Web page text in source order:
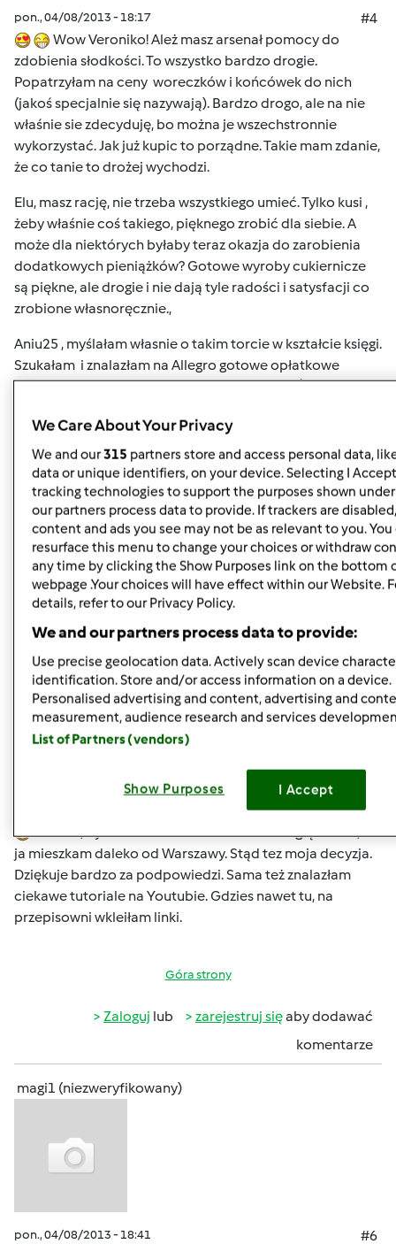
pon., 04/08/2013 - 18:17
#4
Wow Veroniko! Ależ masz arsenał pomocy do
zdobienia słodkości. To wszystko bardzo drogie.
Popatrzyłam na ceny woreczków i końcówek do nich
(jakoś specjalnie się nazywają). Bardzo drogo, ale na nie
właśnie sie zdecyduję, bo można je wszechstronnie
wykorzystać. Jak już kupic to porządne. Takie mam zdanie,
że co tanie to drożej wychodzi.
Elu, masz rację, nie trzeba wszystkiego umieć. Tylko kusi ,
żeby właśnie coś takiego, pięknego zrobić dla siebie. A
może dla niektórych byłaby teraz okazja do zarobienia
dodatkowych pieniążków? Gotowe wyroby cukiernicze
są piękne, ale drogie i nie dają tyle radości i satysfacji co
zrobione własnoręcznie.,
Aniu25 , myślałam własnie o takim torcie w kształcie księgi.
Szukałam i znalazłam na Allegro gotowe opłatkowe
dekoracje z modlitwą i motywami I Komunii Św. Wydaje
zrobi mi ciasto biszkoptowe i kremy, a ja to połączę i na
krem położę opłatkową dekorację. Tak juz to sobie
zaplanowałam. Co mi wyjdzie? Zrobię próbę i podzielę się
z Wami komentarzem.
Góra strony
Zalogujlub zarejestruj sięaby dodawać
gabi49 Dołączył : 29.04.2011
#5
Aniu25 , byłam na stronce "tortowni". Pooglądałam , ale
ja mieszkam daleko od Warszawy. Stąd tez moja decyzja.
Dziękuje bardzo za podpowiedzi. Sama też znalazłam
ciekawe tutoriale na Youtubie. Gdzies nawet tu, na
przepisowni wkleiłam linki.
Góra strony
Zaloguj lub zarejestruj sięaby dodawać
komentarze
magi1 (niezweryfikowany)
pon., 04/08/2013 - 18:41 #6
We Care About Your Privacy
We and our315 partners store and access personal data,
data or unique identifiers, on your device. Selecting I
tracking technologies to support the purposes shown
our partners process data to provide. If trackers are
content and ads you see may not be as relevant to you. You
resurface this menu to change your choices or withdraw
any time by clicking the Show Purposes link on the bottom
webpage .Your choices will have effect within our Website.
details, refer to our Privacy Policy.
We and our partners process data to provide:
Use precise geolocation data. Actively scan device
identification. Store and/or access information on a device.
Personalised advertising and content, advertising and
measurement, audience research and services
List of Partners (vendors)
Show Purposes I Accept